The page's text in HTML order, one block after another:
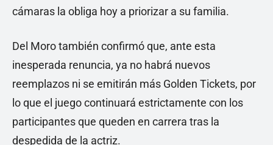
cámaras la obliga hoy a priorizar a su familia.
Del Moro también confirmó que, ante esta
inesperada renuncia, ya no habrá nuevos
reemplazos ni se emitirán más Golden Tickets, por
lo que el juego continuará estrictamente con los
participantes que queden en carrera tras la
despedida de la actriz.